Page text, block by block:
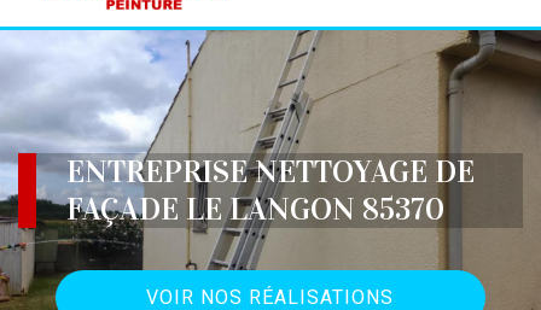
ENTREPRISE NETTOYAGE DE
FAÇADE LE LANGON 85370
VOIR NOS RÉALISATIONS